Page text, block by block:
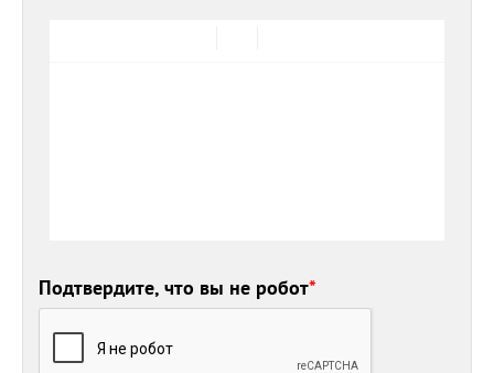
Подтвердите, что вы не робот*